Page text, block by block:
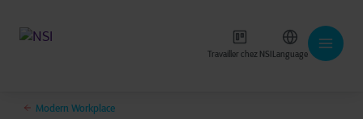
Travailler chez NSILanguage
Modern Workplace